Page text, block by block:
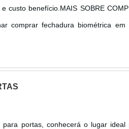
custo benefício.MAIS SOBRE
comprar fechadura biométrica em
o site da Tec Control. A
portas, conhecerá o lugar ideal